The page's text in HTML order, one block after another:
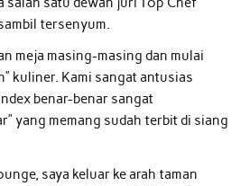
tersenyum.
meja masing-masing dan mulai
kuliner. Kami sangat antusias
benar-benar sangat
yang memang sudah terbit di siang
saya keluar ke arah taman